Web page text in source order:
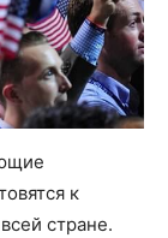
к
стране.